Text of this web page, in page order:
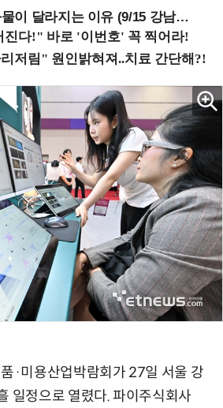
이 달라지는 이유 (9/15 강남역)
·미용산업박람회가 27일 서울 강
일정으로 열렸다. 파이주식회사